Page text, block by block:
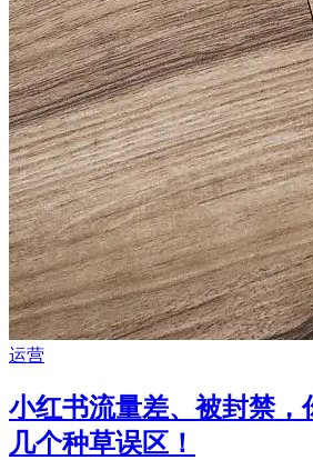
运营
小红书流量差、被封禁，
几个种草误区！